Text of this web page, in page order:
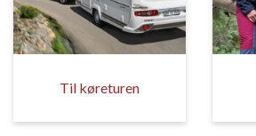
Til køreturen